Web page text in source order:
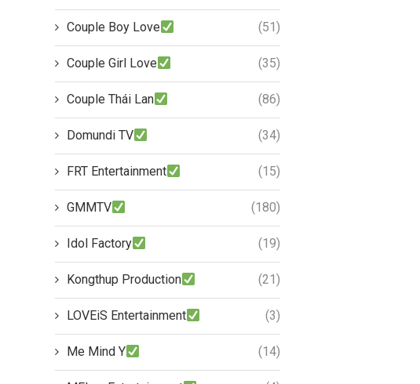
Couple Boy Love (51)
Couple Girl Love (35)
Couple Thái Lan (86)
Domundi TV (34)
FRT Entertainment (15)
GMMTV (180)
Idol Factory (19)
Kongthup Production (21)
LOVEiS Entertainment (3)
Me Mind Y (14)